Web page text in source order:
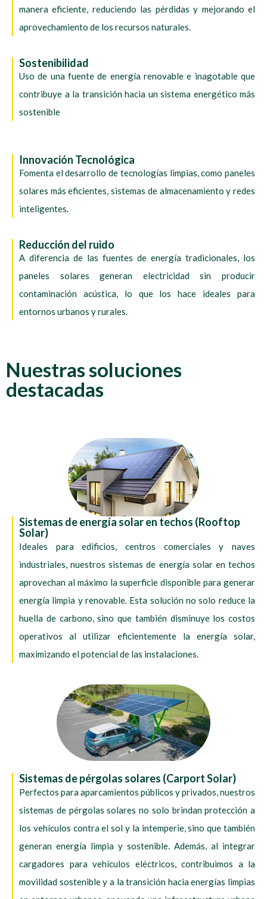
manera eficiente, reduciendo las pérdidas y mejorando el
aprovechamiento de los recursos naturales.
Sostenibilidad
Uso de una fuente de energía renovable e inagotable que
contribuye a la transición hacia un sistema energético más
sostenible
Innovación Tecnológica
Fomenta el desarrollo de tecnologías limpias, como paneles
solares más eficientes, sistemas de almacenamiento y redes
inteligentes.
Reducción del ruido
A diferencia de las fuentes de energía tradicionales, los
paneles solares generan electricidad sin producir
contaminación acústica, lo que los hace ideales para
entornos urbanos y rurales.
Nuestras soluciones
destacadas
Sistemas de energía solar en techos (Rooftop
Solar)
Ideales para edificios, centros comerciales y naves
industriales, nuestros sistemas de energía solar en techos
aprovechan al máximo la superficie disponible para generar
energía limpia y renovable. Esta solución no solo reduce la
huella de carbono, sino que también disminuye los costos
operativos al utilizar eficientemente la energía solar,
maximizando el potencial de las instalaciones.
Sistemas de pérgolas solares (Carport Solar)
Perfectos para aparcamientos públicos y privados, nuestros
sistemas de pérgolas solares no solo brindan protección a
los vehículos contra el sol y la intemperie, sino que también
generan energía limpia y sostenible. Además, al integrar
cargadores para vehículos eléctricos, contribuimos a la
movilidad sostenible y a la transición hacia energías limpias